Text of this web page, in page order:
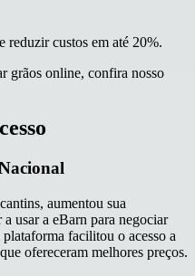
reduzir custos em até 20%.
grãos online, confira nosso
aumentou sua
usar a eBarn para negociar
facilitou o acesso a
ofereceram melhores preços.